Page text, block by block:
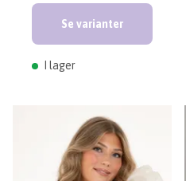
Se varianter
I lager